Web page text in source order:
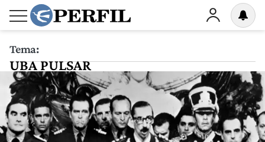
Tema:
UBA PULSAR